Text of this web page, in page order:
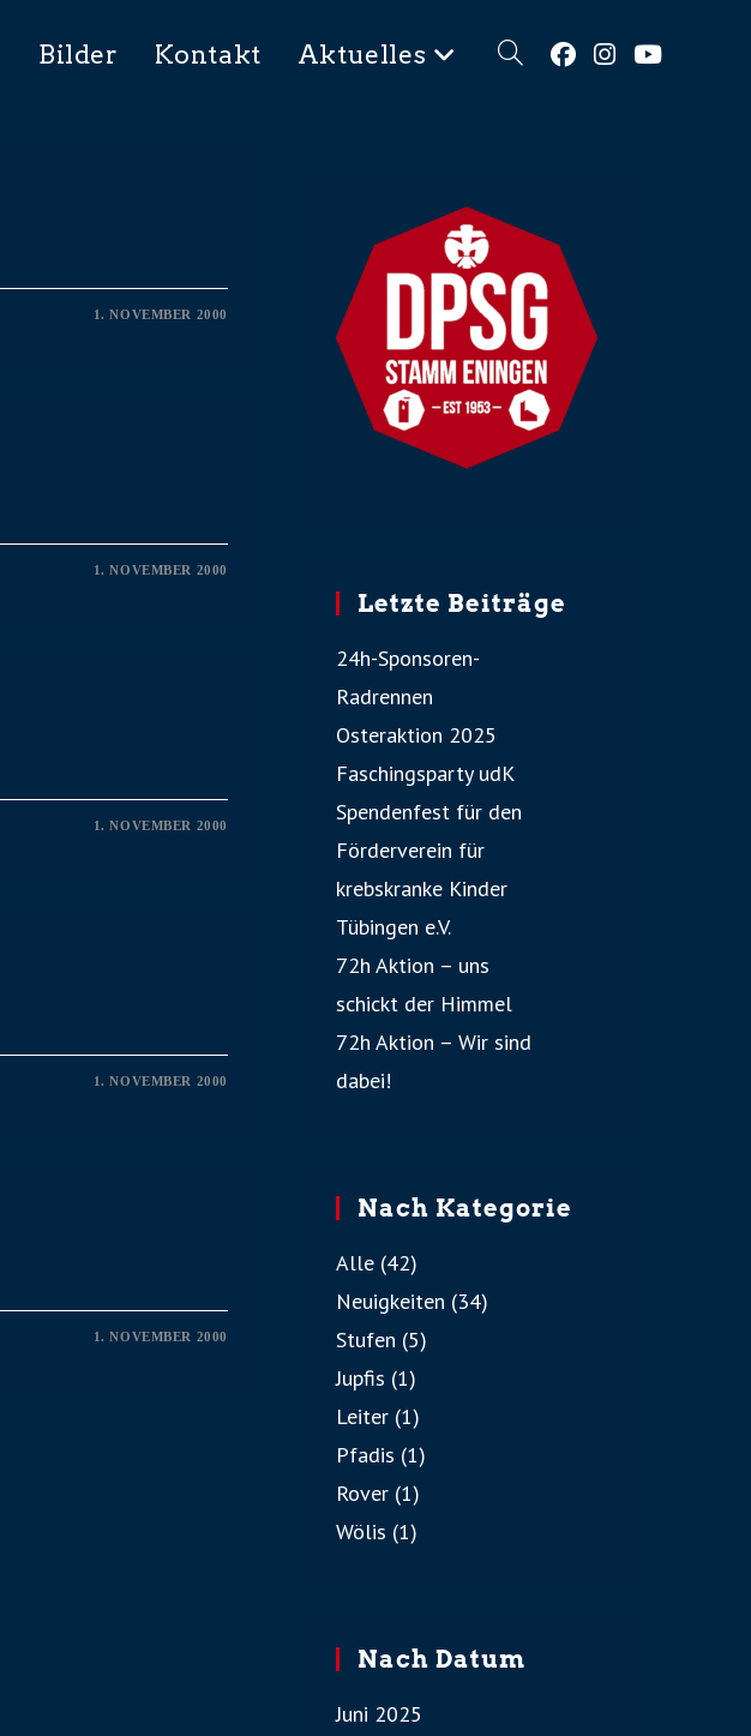
Bilder Kontakt Aktuelles
1. NOVEMBER 2000
1. NOVEMBER 2000
1. NOVEMBER 2000
1. NOVEMBER 2000
1. NOVEMBER 2000
Letzte Beiträge
24h-Sponsoren-
Radrennen
Osteraktion 2025
Faschingsparty udK
Spendenfest für den
Förderverein für
krebskranke Kinder
Tübingen e.V.
72h Aktion – uns
schickt der Himmel
72h Aktion – Wir sind
dabei!
Nach Kategorie
Alle (42)
Neuigkeiten (34)
Stufen (5)
Jupfis (1)
Leiter (1)
Pfadis (1)
Rover (1)
Wölis (1)
Nach Datum
Juni 2025